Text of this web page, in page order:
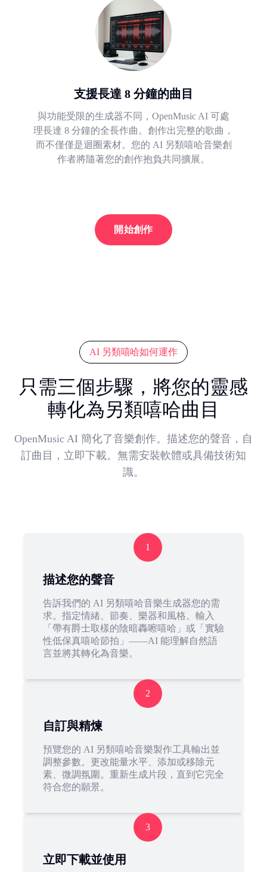
支援長達 8 分鐘的曲目
與功能受限的生成器不同，OpenMusic AI 可處
理長達 8 分鐘的全長作曲。創作出完整的歌曲，
而不僅僅是迴圈素材。您的 AI 另類嘻哈音樂創
作者將隨著您的創作抱負共同擴展。
開始創作
AI 另類嘻哈如何運作
只需三個步驟，將您的靈感
轉化為另類嘻哈曲目
OpenMusic AI 簡化了音樂創作。描述您的聲音，自
訂曲目，立即下載。無需安裝軟體或具備技術知
識。
1
描述您的聲音
告訴我們的 AI 另類嘻哈音樂生成器您的需
求。指定情緒、節奏、樂器和風格。輸入
「帶有爵士取樣的陰暗轟嚓嘻哈」或「實驗
性低保真嘻哈節拍」——AI 能理解自然語
言並將其轉化為音樂。
2
自訂與精煉
預覽您的 AI 另類嘻哈音樂製作工具輸出並
調整參數。更改能量水平、添加或移除元
素、微調氛圍。重新生成片段，直到它完全
符合您的願景。
3
立即下載並使用